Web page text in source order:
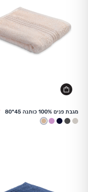
מגבת פנים 100% כותנה 45*80
בז אפורנייבילילךטבעי